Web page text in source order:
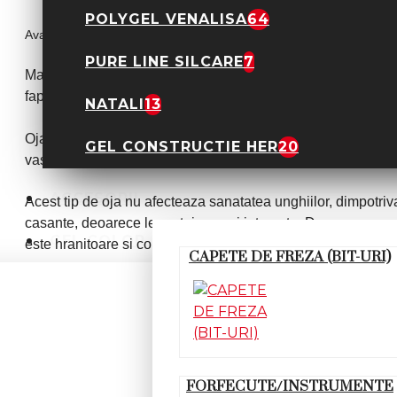
POLYGEL VENALISA64
PURE LINE SILCARE7
NATALI13
GEL CONSTRUCTIE HER20
ACCESORII
CAPETE DE FREZA (BIT-URI)
FORFECUTE/INSTRUMENTE
GEL COLOR
Avantajele ojei semipermanente:
Manichiura semipermanenta se preteaza oricarui tip de
faptului ca poate fi realizata cu orice culoare.
Oja semipermanenta isi pastreaza intensitatea si ramane
vase sau faci curatenie.
Acest tip de oja nu afecteaza sanatatea unghiilor,
casante, deoarece le protejeaza si intareste. De
este hranitoare si contribuie la fortificarea acestora.
Datorita faptului ca intareste unghiile si are o textura putin
discomfortul ruperii acestora.
salon, nu va fi afectat in niciun fel.